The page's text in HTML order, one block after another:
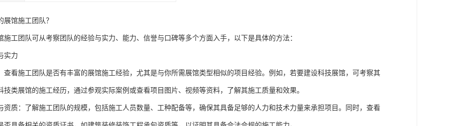
展馆施工团队？
施工团队可从考察团队的经验与实力、能力、信誉与口碑等多个方面入手，以下是具体的方法：
实力
查看施工团队是否有丰富的展馆施工经验，尤其是与你所需展馆类型相似的项目经验。例如，若要建设科技展馆，可考察其
技类展馆的施工经历，通过参观实际案例或查看项目图片、视频等资料，了解其施工质量和效果。
资质：了解施工团队的规模，包括施工人员数量、工种配备等，确保其具备足够的人力和技术力量来承担项目。同时，查看